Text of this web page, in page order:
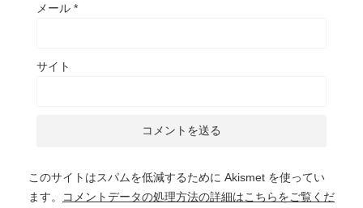
メール *
サイト
このサイトはスパムを低減するために Akismet を使ってい
ます。
コメントデータの処理方法の詳細はこちらをご覧くだ